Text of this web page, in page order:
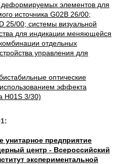
элементов для
источника G02B 26/00;
25/00; системы визуальной
для индикации меняющейся
отдельных
управления для
оптические
эффекта
H01S 3/30)
унитарное предприятие
центр - Всероссийский
экспериментальной